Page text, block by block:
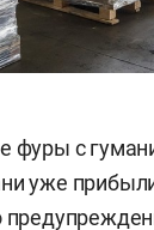
фуры с
уже